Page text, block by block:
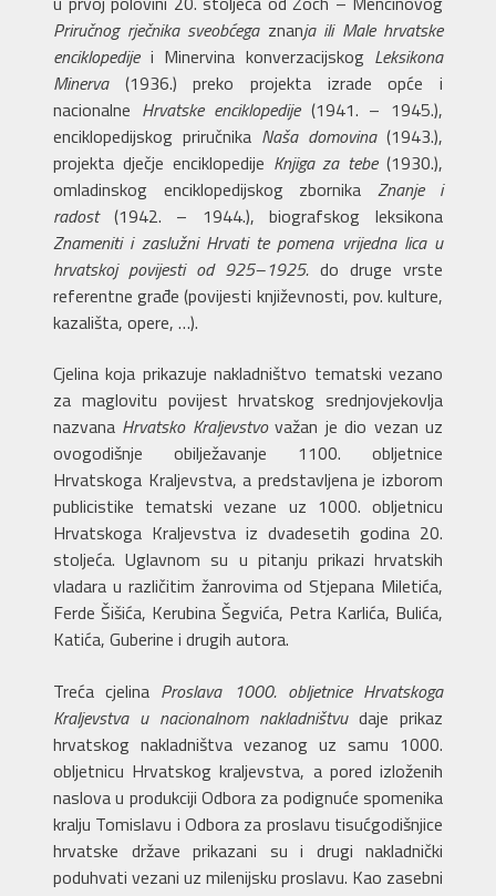
Priručnog rječnika sveobćega znanja ili Male hrvatske
enciklopedije i Minervina konverzacijskog Leksikona
Minerva(1936.) preko projekta izrade opće i
nacionalne Hrvatske enciklopedije (1941. – 1945.),
enciklopedijskog priručnika Naša domovina (1943.),
projekta dječje enciklopedije Knjiga za tebe(1930.),
omladinskog enciklopedijskog zbornika Znanje i
radost(1942. – 1944.), biografskog leksikona
Znameniti i zaslužni Hrvati te pomena vrijedna lica u
hrvatskoj povijesti od 925–1925. do druge vrste
referentne građe (povijesti književnosti, pov. kulture,
kazališta, opere, …).
Cjelina koja prikazuje nakladništvo tematski vezano
za maglovitu povijest hrvatskog srednjovjekovlja
nazvana Hrvatsko Kraljevstvovažan je dio vezan uz
ovogodišnje obilježavanje 1100. obljetnice
Hrvatskoga Kraljevstva, a predstavljena je izborom
publicistike tematski vezane uz 1000. obljetnicu
Hrvatskoga Kraljevstva iz dvadesetih godina 20.
stoljeća. Uglavnom su u pitanju prikazi hrvatskih
vladara u različitim žanrovima od Stjepana Miletića,
Ferde Šišića, Kerubina Šegvića, Petra Karlića, Bulića,
Katića, Guberine i drugih autora.
Treća cjelina Proslava 1000. obljetnice Hrvatskoga
Kraljevstva u nacionalnom nakladništvudaje prikaz
hrvatskog nakladništva vezanog uz samu 1000.
obljetnicu Hrvatskog kraljevstva, a pored izloženih
naslova u produkciji Odbora za podignuće spomenika
kralju Tomislavu i Odbora za proslavu tisućgodišnjice
hrvatske države prikazani su i drugi nakladnički
poduhvati vezani uz milenijsku proslavu. Kao zasebni